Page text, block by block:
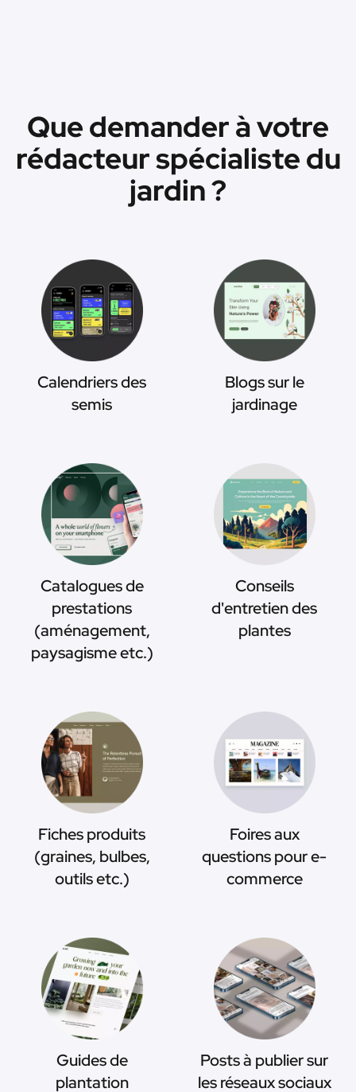
Que demander à votre
rédacteur spécialiste du
jardin ?
Calendriers des
semis
Blogs sur le
jardinage
Catalogues de
prestations
(aménagement,
paysagisme etc.)
Conseils
d'entretien des
plantes
Fiches produits
(graines, bulbes,
outils etc.)
Foires aux
questions pour e-
commerce
Guides de
plantation
Posts à publier sur
les réseaux sociaux